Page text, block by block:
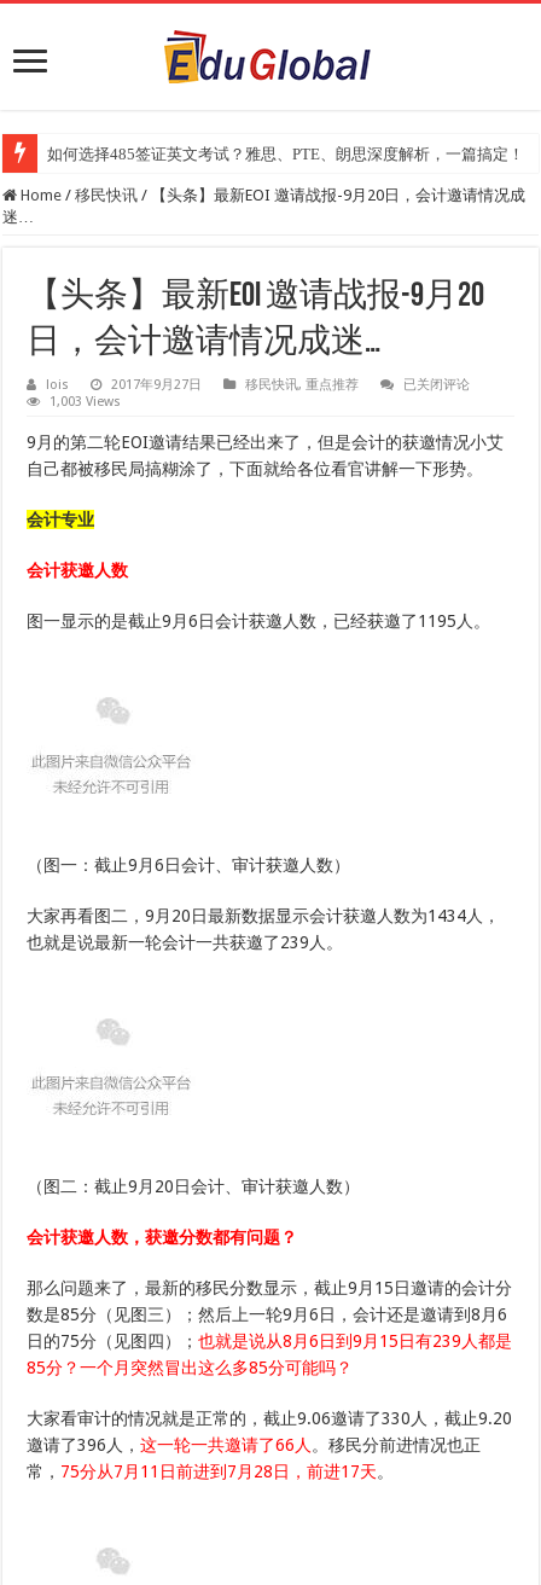
如何选择485签证英文考试？雅思、PTE、朗思深度解析，一篇搞定！
2025年《澳洲金融评论报》大学排名出炉：一份关乎本地就业与声誉的
Home / 移民快讯 /
【头条】最新EOI 邀请战报-9月20日，会计邀请情况成
迷…
【头条】最新EOI 邀请战报-9月20
日，会计邀请情况成迷…
lois 2017年9月27日 移民快讯,重点推荐
【头
新
EOI
邀
计
邀
已关闭评论
1,003 Views
9月的第二轮EOI邀请结果已经出来了，但是会计的获邀情况小艾
自己都被移民局搞糊涂了，下面就给各位看官讲解一下形势。
会计专业
会计获邀人数
图一显示的是截止9月6日会计获邀人数，已经获邀了1195人。
（图一：截止9月6日会计、审计获邀人数）
大家再看图二，9月20日最新数据显示会计获邀人数为1434人，
也就是说最新一轮会计一共获邀了239人。
（图二：截止9月20日会计、审计获邀人数）
会计获邀人数，获邀分数都有问题？
那么问题来了，最新的移民分数显示，截止9月15日邀请的会计分
数是85分（见图三）；然后上一轮9月6日，会计还是邀请到8月6
日的75分（见图四）；也就是说从8月6日到9月15日有239人都是
85分？一个月突然冒出这么多85分可能吗？
大家看审计的情况就是正常的，截止9.06邀请了330人，截止9.20
邀请了396人，这一轮一共邀请了66人 。移民分前进情况也正
常， 75分从7月11日前进到7月28日，前进17天。